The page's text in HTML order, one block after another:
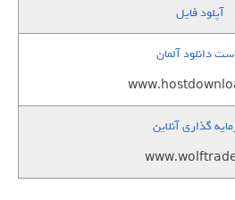
آپلود فایل
دانلود آلمان
گذاری آنلاین